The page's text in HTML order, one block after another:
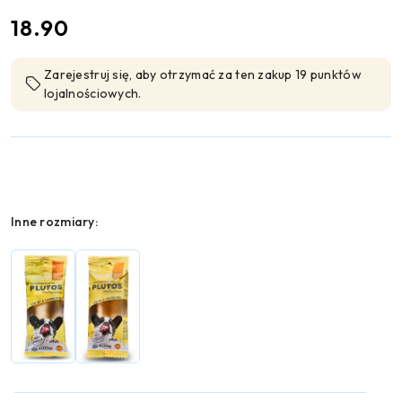
cena:
18.90
Zarejestruj się, aby otrzymać za ten zakup 19 punktów
lojalnościowych.
Wariant
Inne rozmiary: